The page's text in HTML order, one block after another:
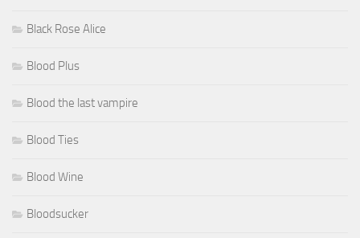
Black Rose Alice
Blood Plus
Blood the last vampire
Blood Ties
Blood Wine
Bloodsucker